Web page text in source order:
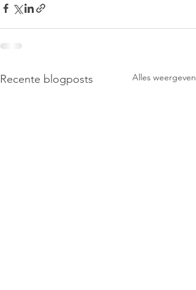
Recente blogposts Alles weergeven